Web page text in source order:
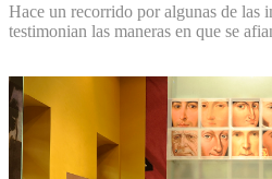
Hace un recorrido por algunas de las
testimonian las maneras en que se